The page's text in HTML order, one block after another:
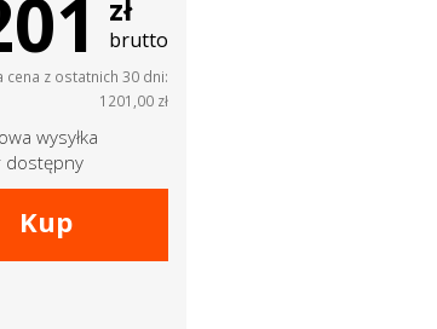
zł
brutto
cena z ostatnich 30 dni:
1201,00 zł
wysyłka
dostępny
Kup